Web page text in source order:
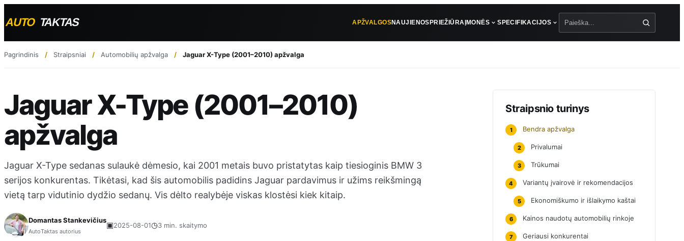
APŽVALGOSNAUJIENOSPRIEŽIŪRA ĮMONĖS SPECIFIKACIJOS
Pagrindinis Straipsniai Automobilių apžvalga Jaguar X-Type (2001–2010) apžvalga
Jaguar X-Type (2001–2010)
apžvalga
Jaguar X-Type sedanas sulaukė dėmesio, kai 2001 metais buvo pristatytas kaip tiesioginis BMW 3
serijos konkurentas. Tikėtasi, kad šis automobilis padidins Jaguar pardavimus ir užims reikšmingą
vietą tarp vidutinio dydžio sedanų. Vis dėlto realybėje viskas klostėsi kiek kitaip.
Domantas Stankevičius
AutoTaktas autorius
▣2025-08-01◷3 min. skaitymo
Straipsnio turinys
1 Bendra apžvalga
2 Privalumai
3 Trūkumai
4 Variantų įvairovė ir rekomendacijos
5 Ekonomiškumo ir išlaikymo kaštai
6 Kainos naudotų automobilių rinkoje
7 Geriausi konkurentai